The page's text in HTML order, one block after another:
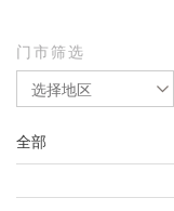
门市筛选
选择地区
全部